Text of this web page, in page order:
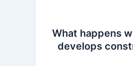
What happens
develops